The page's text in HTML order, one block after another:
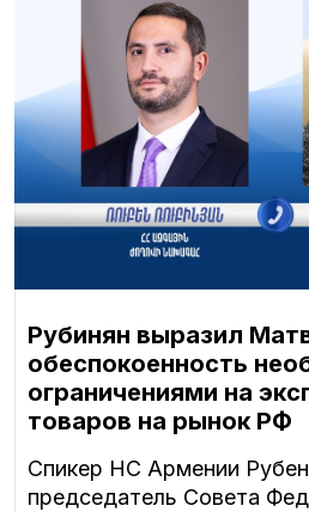
Рубинян выразил
обеспокоенность
ограничениями на
товаров на рынок РФ
Спикер НС Армении
председатель Совета